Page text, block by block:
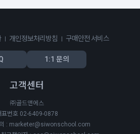
개인정보처리방침 구매안전 서비스
1:1 문의
고객센터
㈜골드앤에스
표번호 02-6409-0878
의 : marketer@siwonschool.com